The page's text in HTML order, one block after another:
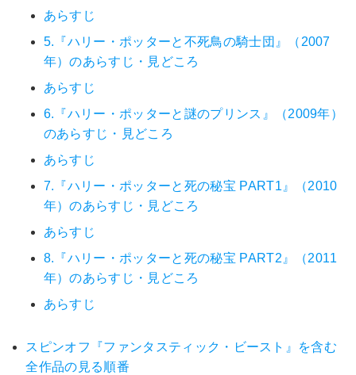
あらすじ
5.『ハリー・ポッターと不死鳥の騎士団』（2007
年）のあらすじ・見どころ
あらすじ
6.『ハリー・ポッターと謎のプリンス』（2009年）
のあらすじ・見どころ
あらすじ
7.『ハリー・ポッターと死の秘宝 PART1』（2010
年）のあらすじ・見どころ
あらすじ
8.『ハリー・ポッターと死の秘宝 PART2』（2011
年）のあらすじ・見どころ
あらすじ
スピンオフ『ファンタスティック・ビースト』を含む
全作品の見る順番